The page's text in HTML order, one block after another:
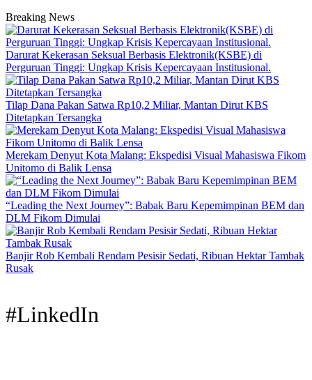
Breaking News
Darurat Kekerasan Seksual Berbasis Elektronik(KSBE) di
Perguruan Tinggi: Ungkap Krisis Kepercayaan Institusional.
Tilap Dana Pakan Satwa Rp10,2 Miliar, Mantan Dirut KBS
Ditetapkan Tersangka
Merekam Denyut Kota Malang: Ekspedisi Visual Mahasiswa Fikom
Unitomo di Balik Lensa
“Leading the Next Journey”: Babak Baru Kepemimpinan BEM dan
DLM Fikom Dimulai
Banjir Rob Kembali Rendam Pesisir Sedati, Ribuan Hektar Tambak
Rusak
#LinkedIn